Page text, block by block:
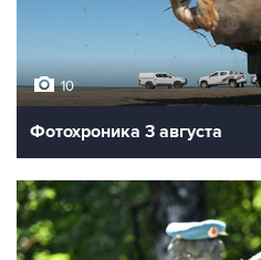
10
Фотохроника 3 августа